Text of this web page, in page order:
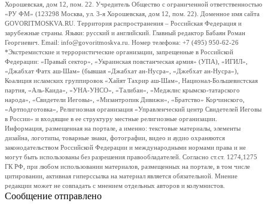
Хорошевская, дом 12, пом. 22. Учредитель Общество с ограниченной ответственностью
«РУ ФМ» (123298 Москва, ул. 3-я Хорошевская, дом 12, пом. 22). Доменное имя сайта
GOVORITMOSKVA.RU. Территория распространения – Российская Федерация и
зарубежные страны. Языки: русский и английский. Главный редактор Бабаян Роман
Георгиевич. Email: info@govoritmoskva.ru. Номер телефона: +7 (495) 950-62-26
*Экстремистские и террористические организации, запрещенные в Российской
Федерации: «Правый сектор», «Украинская повстанческая армия» (УПА), «ИГИЛ»,
«Джабхат Фатх аш-Шам» (бывшая «Джабхат ан-Нусра», «Джебхат ан-Нусра»),
Коалиция исламских группировок «Хайят Тахрир аш-Шам», Национал-Большевистская
партия, «Аль-Каида», «УНА-УНСО», «Талибан», «Меджлис крымско-татарского
народа», «Свидетели Иеговы», «Мизантропик Дивижн», «Братство» Корчинского,
«Артподготовка», Религиозная организация «Управленческий центр Свидетелей Иеговы
в России» и входящие в ее структуру местные религиозные организации.
Информация, размещенная на портале, а именно: текстовые материалы, элементы
дизайна, логотипы, товарные знаки, фотографии, видео и аудио охраняются
законодательством Российской Федерации и международными нормами права и не
могут быть использованы без разрешения правообладателей. Согласно ст.ст. 1274,1275
ГК РФ, при любом использовании материалов, размещенных на портале, в том числе
цитировании, активная гиперссылка на материал является обязательной. Мнение
редакции может не совпадать с мнением отдельных авторов и колумнистов.
Сообщение отправлено